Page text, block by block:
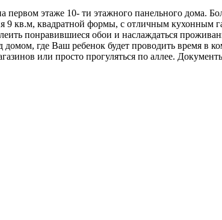
первом этаже 10- ти этажного панельного дома.
кв.м, квадратной формы, с отличным кухонным
понравившиеся обои и наслаждаться
где Ваш ребенок будет проводить время в
или просто прогуляться по аллее.